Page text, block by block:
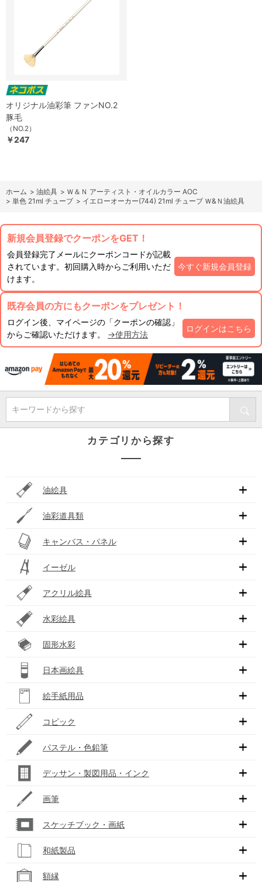
オリジナル油彩筆 ファンNO.2
豚毛
（NO.2）
￥247
ホーム > 油絵具 > Ｗ＆Ｎ アーティスト・オイルカラー AOC
> 単色 21ml チューブ > イエローオーカー(744) 21ml チューブ Ｗ&Ｎ油絵具
新規会員登録でクーポンをGET！
会員登録完了メールにクーポンコードが記載
されています。初回購入時からご利用いただ
けます。
今すぐ新規会員登録
既存会員の方にもクーポンをプレゼント！
ログイン後、マイページの「クーポンの確認」
からご確認いただけます。 →使用方法
ログインはこちら
キーワードから探す
カテゴリから探す
油絵具
油彩道具類
キャンバス・パネル
イーゼル
アクリル絵具
水彩絵具
固形水彩
日本画絵具
絵手紙用品
コピック
パステル・色鉛筆
デッサン・製図用品・インク
画筆
スケッチブック・画紙
和紙製品
額縁